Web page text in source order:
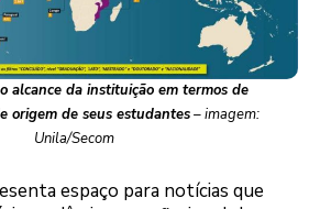
alcance da instituição em termos de
origem de seus estudantes– imagem:
Unila/Secom
espaço para notícias que